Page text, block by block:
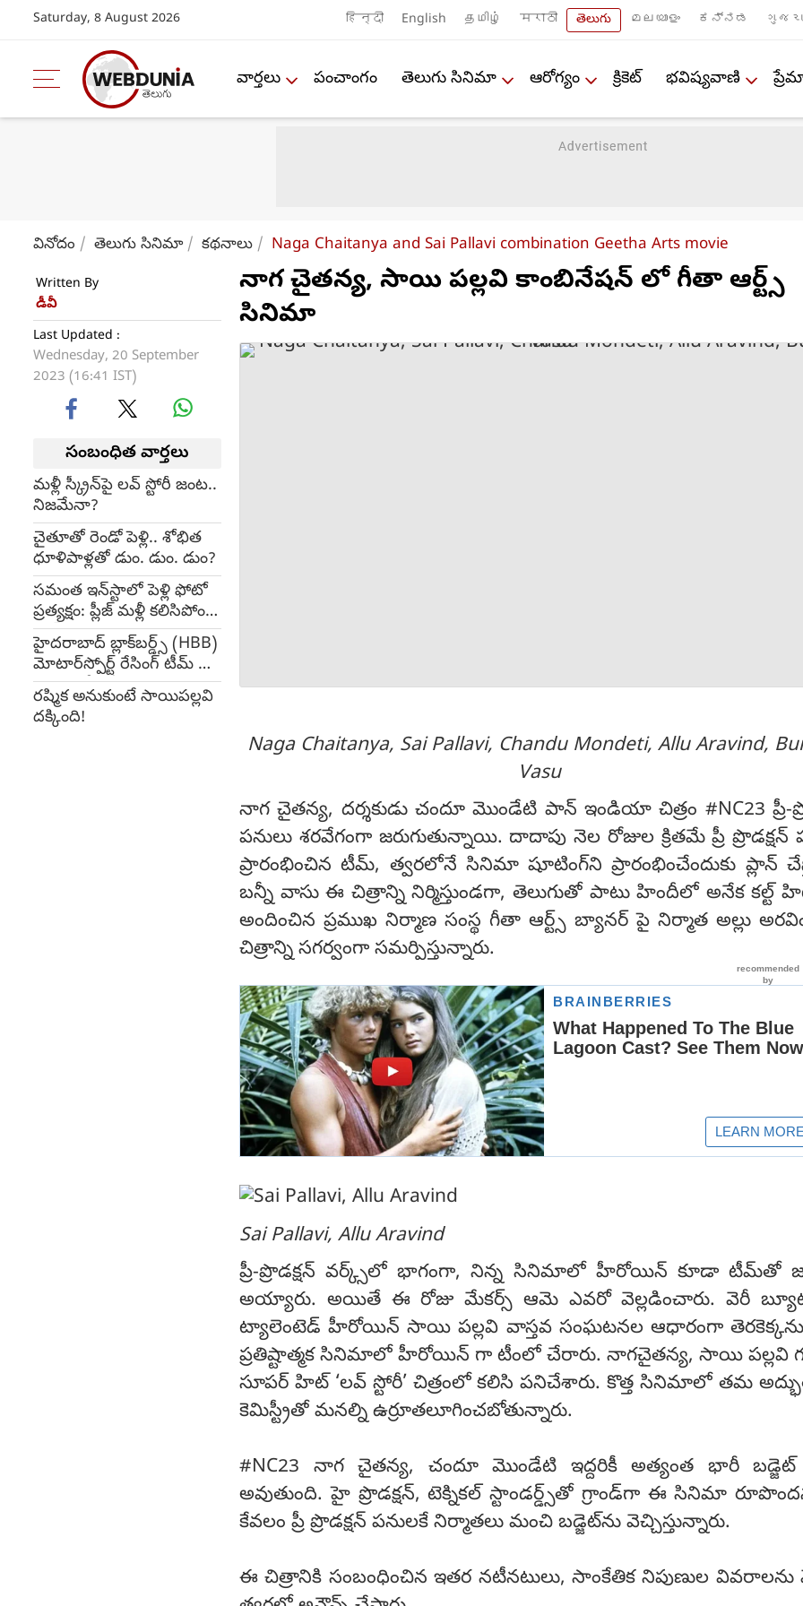
Saturday, 8 August 2026 हिन्दी English தமிழ் मराठी తెలుగు മലയാളം ಕನ್ನಡ
వార్తలు పంచాంగం తెలుగు సినిమా ఆరోగ్యం క్రికెట్ భవిష్యవాణి
వినోదం తెలుగు సినిమా కథనాలు Naga Chaitanya and Sai Pallavi combination Geetha Arts movie
Written By
డీవీ
Last Updated :
Wednesday, 20 September
2023 (16:41 IST)
సంబంధిత వార్తలు
మళ్లీ స్క్రీన్‌పై లవ్ స్టోరీ జంట..
నిజమేనా?
చైతూతో రెండో పెళ్లి.. శోభిత
ధూళిపాళ్లతో డుం. డుం. డుం?
సమంత ఇన్‌స్టాలో పెళ్లి ఫోటో
ప్రత్యక్షం: ప్లీజ్ మళ్లీ కలిసిపోండి
సామ్-చై
హైదరాబాద్ బ్లాక్‌బర్డ్స్ (HBB)
మోటార్‌స్పోర్ట్ రేసింగ్ టీమ్ ని
పొందిన హీరో నాగ చైతన్య
రష్మిక అనుకుంటే సాయిపల్లవి
దక్కింది!
నాగ చైతన్య, సాయి పల్లవి కాంబినేషన్ లో గీతా ఆర్ట్స్
సినిమా
Naga Chaitanya, Sai Pallavi, Chandu Mondeti, Allu Aravind,
Vasu
నాగ చైతన్య, దర్శకుడు చందూ మొండేటి పాన్ ఇండియా చిత్రం #NC23 ప్రీ-
పనులు శరవేగంగా జరుగుతున్నాయి. దాదాపు నెల రోజుల క్రితమే ప్రీ ప్రొడక్షన్
ప్రారంభించిన టీమ్, త్వరలోనే సినిమా షూటింగ్‌ని ప్రారంభించేందుకు ప్లాన్
బన్నీ వాసు ఈ చిత్రాన్ని నిర్మిస్తుండగా, తెలుగుతో పాటు హిందీలో అనేక కల్ట్
అందించిన ప్రముఖ నిర్మాణ సంస్థ గీతా ఆర్ట్స్‌ బ్యానర్ పై నిర్మాత అల్లు
చిత్రాన్ని సగర్వంగా సమర్పిస్తున్నారు.
Sai Pallavi, Allu Aravind
ప్రీ-ప్రొడక్షన్ వర్క్స్‌లో భాగంగా, నిన్న సినిమాలో హీరోయిన్ కూడా టీమ్‌తో
అయ్యారు. అయితే ఈ రోజు మేకర్స్ ఆమె ఎవరో వెల్లడించారు. వెరీ
ట్యాలెంటెడ్ హీరోయిన్ సాయి పల్లవి వాస్తవ సంఘటనల ఆధారంగా
ప్రతిష్టాత్మక సినిమాలో హీరోయిన్ గా టీంలో చేరారు. నాగచైతన్య, సాయి పల్లవి
సూపర్ హిట్ ‘లవ్ స్టోరీ’ చిత్రంలో కలిసి పనిచేశారు. కొత్త సినిమాలో తమ
కెమిస్ట్రీతో మనల్ని ఉర్రూతలూగించబోతున్నారు.
#NC23 నాగ చైతన్య, చందూ మొండేటి ఇద్దరికీ అత్యంత భారీ బడ్జెట్
అవుతుంది. హై ప్రొడక్షన్, టెక్నికల్ స్టాండర్డ్స్‌తో గ్రాండ్‌గా ఈ సినిమా
కేవలం ప్రీ ప్రొడక్షన్ పనులకే నిర్మాతలు మంచి బడ్జెట్‌ను వెచ్చిస్తున్నారు.
ఈ చిత్రానికి సంబంధించిన ఇతర నటీనటులు, సాంకేతిక నిపుణుల వివరాలను